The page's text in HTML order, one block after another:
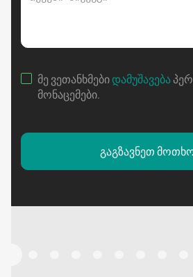
მე ვეთანხმებიდამუშავება
მონაცემები.
გაგზავნეთ